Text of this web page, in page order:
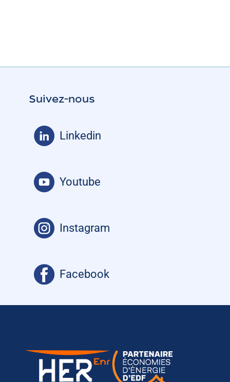
Suivez-nous
Linkedin
Youtube
Instagram
Facebook